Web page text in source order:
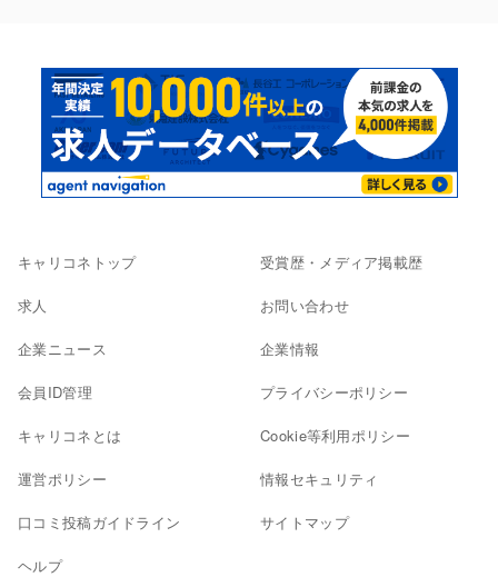
キャリコネトップ
求人
企業ニュース
会員ID管理
キャリコネとは
運営ポリシー
口コミ投稿ガイドライン
ヘルプ
受賞歴・メディア掲載歴
お問い合わせ
企業情報
プライバシーポリシー
Cookie等利用ポリシー
情報セキュリティ
サイトマップ